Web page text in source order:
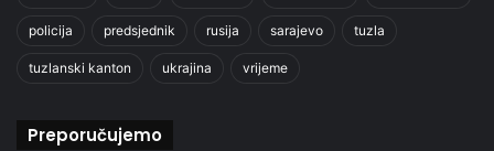
policija predsjednik rusija sarajevo tuzla
tuzlanski kanton ukrajina vrijeme
Preporučujemo